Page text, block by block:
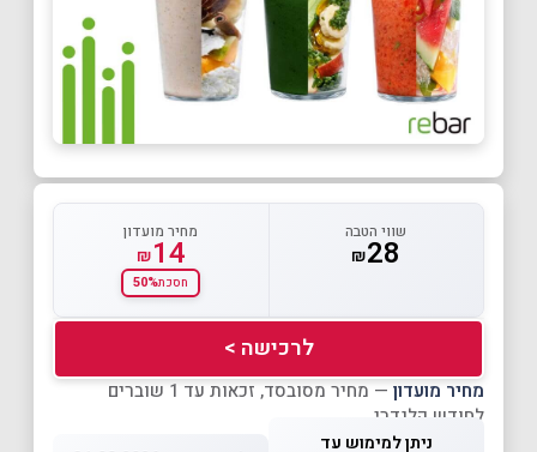
שווי הטבה
₪28
מחיר מועדון
₪14
חסכת50%
לרכישה >
מחיר מועדון
— מחיר מסובסד, זכאות עד 1 שוברים
לחודש קלנדרי
ניתן למימוש עד